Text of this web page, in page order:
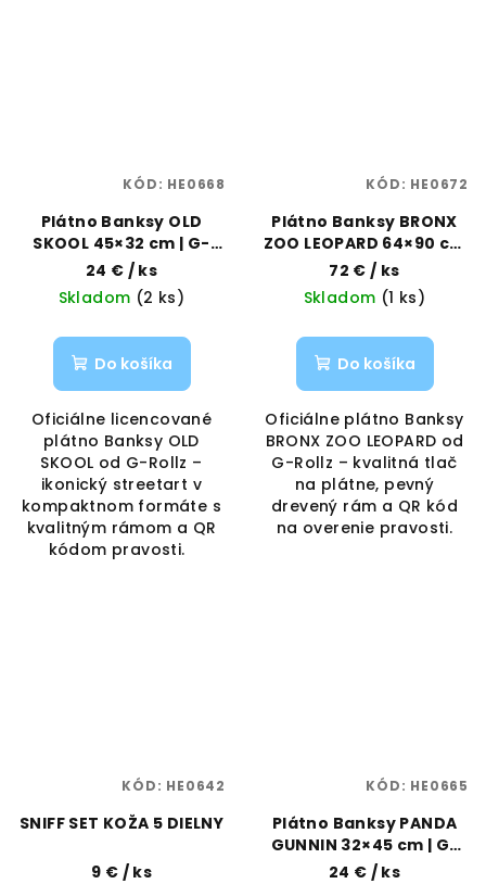
Plátno Banksy OLD
SKOOL 45×32 cm | G-
Rollz | Vaporama
24 € / ks
Skladom (2 ks)
Do košíka
Oficiálne licencované
plátno Banksy OLD
SKOOL od G-Rollz –
ikonický streetart v
kompaktnom formáte s
kvalitným rámom a QR
kódom pravosti.
KÓD: HE0668
Plátno Banksy BRONX
ZOO LEOPARD 64×90 cm
| G-Rollz | Vaporama
72 € / ks
Skladom (1 ks)
Do košíka
Oficiálne plátno Banksy
BRONX ZOO LEOPARD od
G-Rollz – kvalitná tlač
na plátne, pevný
drevený rám a QR kód
na overenie pravosti.
KÓD: HE0672
SNIFF SET KOŽA 5 DIELNY
9 € / ks
KÓD: HE0642
Plátno Banksy PANDA
GUNNIN 32×45 cm | G-
Rollz | Vaporama
24 € / ks
KÓD: HE0665